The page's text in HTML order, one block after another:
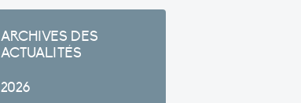
ARCHIVES DES
ACTUALITÉS
2026